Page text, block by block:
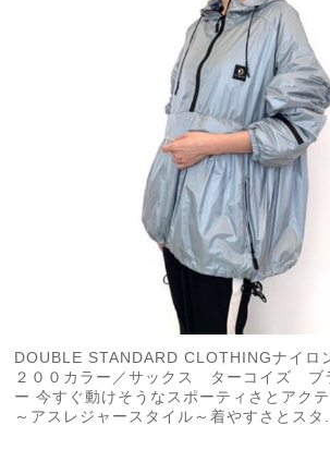
DOUBLE STANDARD CLOTHINGナイロ
２００カラー／サックス ターコイズ ブ
ー 今すぐ動けそうなスポーティさとアク
～アスレジャースタイル～着やすさとスタ